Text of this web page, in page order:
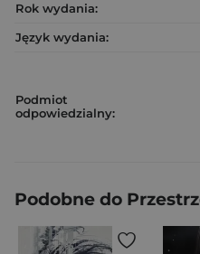
Rok wydania:
Język wydania:
Podmiot
odpowiedzialny:
Podobne do